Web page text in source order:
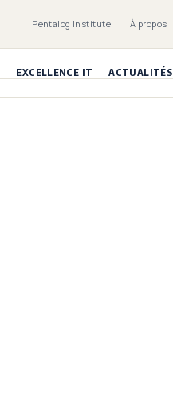
Pentalog Institute À propos
EXCELLENCE IT ACTUALITÉS